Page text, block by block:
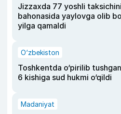
Jizzaxda 77 yoshli
bahonasida yaylovga olib
yilga qamaldi
O‘zbekiston
Toshkentda o‘pirilib
6 kishiga sud hukmi o‘qildi
Madaniyat